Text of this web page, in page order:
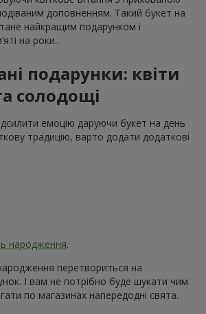
доповненням. Такий букет на
найкращим подарунком і
на роки..
подарунки: квіти
солодощі
емоцію даруючи букет на день
традицію, варто додати додаткові
народження.
перетвориться на
І вам не потрібно буде шукати чим
по магазинах напередодні свята.